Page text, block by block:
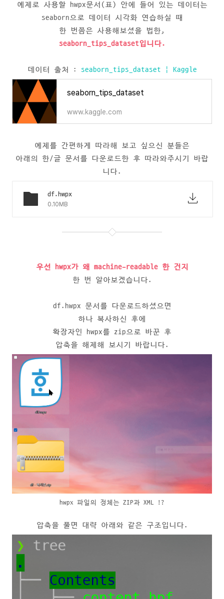
예제로 사용할 hwpx문서(표) 안에 들어 있는 데이터는
seaborn으로 데이터 시각화 연습하실 때
한 번쯤은 사용해보셨을 법한,
seaborn_tips_dataset입니다.
데이터 출처 : seaborn_tips_dataset | Kaggle
seaborn_tips_dataset
www.kaggle.com
예제를 간편하게 따라해 보고 싶으신 분들은
아래의 한/글 문서를 다운로드한 후 따라와주시기 바랍
니다.
df.hwpx
0.10MB
우선 hwpx가 왜 machine-readable 한 건지
한 번 알아보겠습니다.
df.hwpx 문서를 다운로드하셨으면
하나 복사하신 후에
확장자인 hwpx를 zip으로 바꾼 후
압축을 해제해 보시기 바랍니다.
hwpx 파일의 정체는 ZIP과 XML !?
압축을 풀면 대략 아래와 같은 구조입니다.